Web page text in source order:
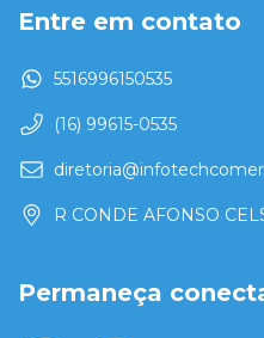
Entre em contato
5516996150535
(16) 99615-0535
R CONDE AFONSO
Permaneça